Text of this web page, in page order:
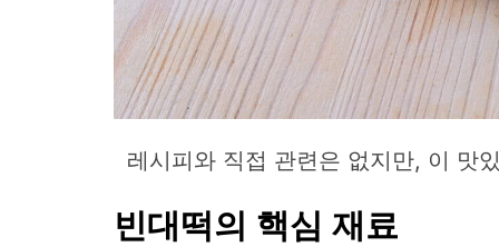
레시피와 직접 관련은 없지만, 이 맛
빈대떡의 핵심 재료